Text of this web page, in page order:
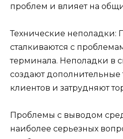
проблем и влияет на
Технические неполадки:
сталкиваются с
терминала. Неполадки в
создают дополнительные
клиентов и затрудняют
Проблемы с выводом
наиболее серьезных